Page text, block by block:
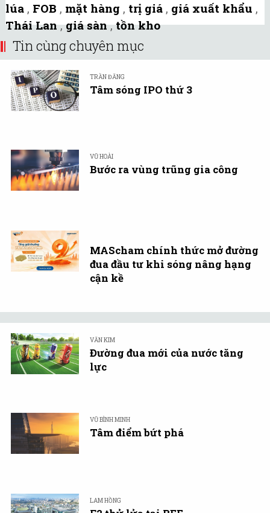
lúa , FOB , mặt hàng , trị giá , giá xuất khẩu ,
Thái Lan,giá sàn,tồn kho
Tin cùng chuyên mục
TRẦN ĐĂNG
Tâm sóng IPO thứ 3
VŨ HOÀI
Bước ra vùng trũng gia công
MAScham chính thức mở đường
đua đầu tư khi sóng nâng hạng
cận kề
VĂN KIM
Đường đua mới của nước tăng
lực
VŨ BÌNH MINH
Tâm điểm bứt phá
LAM HỒNG